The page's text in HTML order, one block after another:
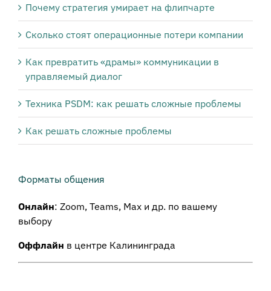
Почему стратегия умирает на флипчарте
Сколько стоят операционные потери компании
Как превратить «драмы» коммуникации в
управляемый диалог
Техника PSDM: как решать сложные проблемы
Как решать сложные проблемы
Форматы общения
Онлайн: Zoom, Teams, Max и др. по вашему
выбору
Оффлайн в центре Калининграда